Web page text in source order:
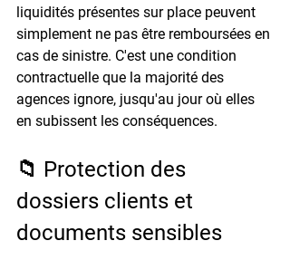
liquidités présentes sur place peuvent
simplement ne pas être remboursées en
cas de sinistre. C'est une condition
contractuelle que la majorité des
agences ignore, jusqu'au jour où elles
en subissent les conséquences.
📁 Protection des
dossiers clients et
documents sensibles